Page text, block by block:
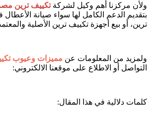
ولأن مركزنا أهم وكيل لشركةتكييف ترين
بتقديم الدعم الكامل لها سواء صيانة
ترين، أو بيع أجهزة تكييف ترين الأصلية
ولمزيد من المعلومات عن مميزات وعيوب
التواصل أو الاطلاع على موقعنا الالكتروني:
كلمات دلالية في هذا المقال: